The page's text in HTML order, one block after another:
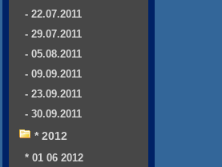
- 22.07.2011
- 29.07.2011
- 05.08.2011
- 09.09.2011
- 23.09.2011
- 30.09.2011
* 2012
* 01 06 2012